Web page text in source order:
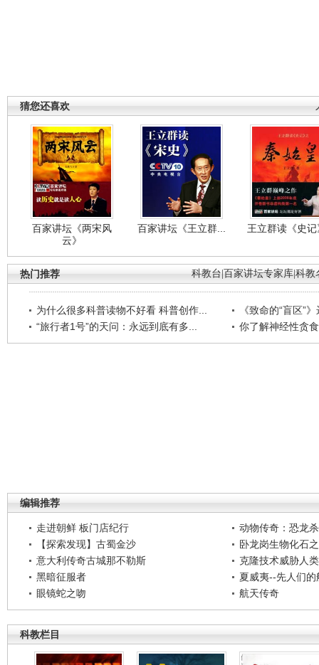
猜您还喜欢
百家讲坛《两宋风
云》
百家讲坛《王立群... 王立群读《史
科教台 百家讲坛专家库 科教
热门推荐
为什么很多科普读物不好看 科普创作...
《致命的“盲区”
“旅行者1号”的天问：永远到底有多...
你了解神经性贪
编辑推荐
走进朝鲜 板门店纪行
动物传奇：恐龙
【探索发现】古蜀金沙
卧龙岗生物化石
意大利传奇古城那不勒斯
克隆技术威胁人
黑暗征服者
夏威夷--先人们的
眼镜蛇之吻
航天传奇
科教栏目